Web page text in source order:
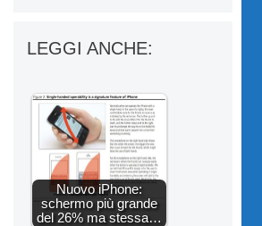
LEGGI ANCHE:
Nuovo iPhone:
schermo più grande
del 26% ma stessa…